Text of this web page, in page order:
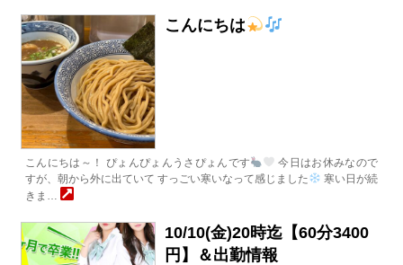
こんにちは
こんにちは～！ ぴょんぴょんうさぴょんです
今日はお休みなので
すが、朝から外に出ていて すっごい寒いなって感じました
寒い日が続
きま…
10/10(金)20時迄【60分3400
円】＆出勤情報